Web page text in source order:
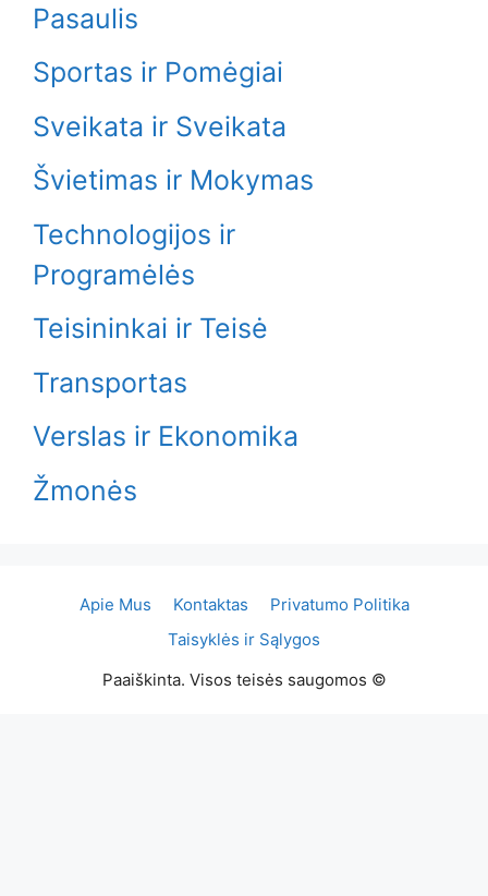
Pasaulis
Sportas ir Pomėgiai
Sveikata ir Sveikata
Švietimas ir Mokymas
Technologijos ir
Programėlės
Teisininkai ir Teisė
Transportas
Verslas ir Ekonomika
Žmonės
Apie Mus Kontaktas
Privatumo Politika
Taisyklės ir Sąlygos
Paaiškinta. Visos teisės saugomos ©